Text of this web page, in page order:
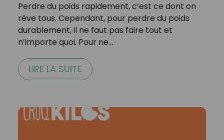
Perdre du poids rapidement, c’est ce dont on
rêve tous. Cependant, pour perdre du poids
durablement, il ne faut pas faire tout et
n’importe quoi. Pour ne…
LIRE LA SUITE